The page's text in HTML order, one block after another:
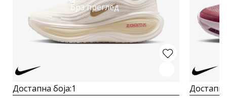
Брз преглед
Достапна боја:1